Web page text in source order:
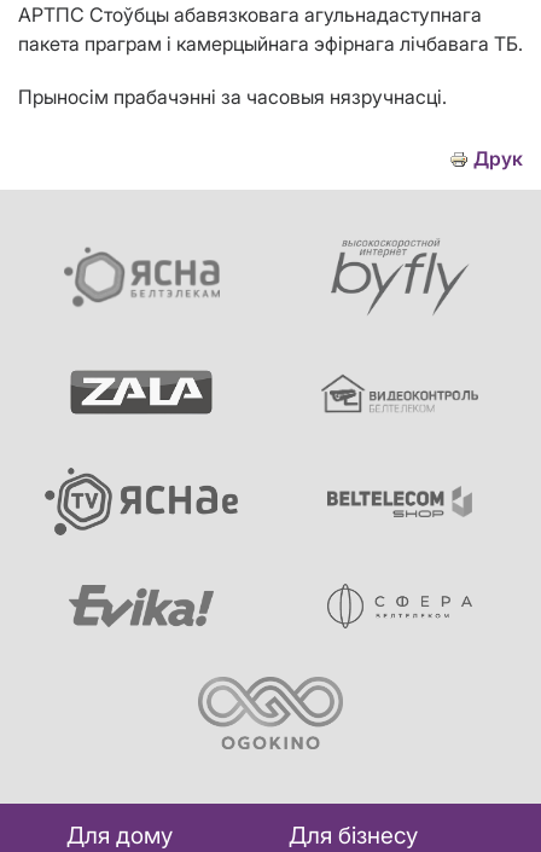
АРТПС Стоўбцы абавязковага агульнадаступнага
пакета праграм і камерцыйнага эфірнага лічбавага ТБ.
Прыносім прабачэнні за часовыя нязручнасці.
Друк
Для дому Для бізнесу